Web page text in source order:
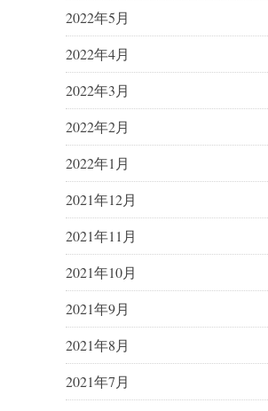
2022年5月
2022年4月
2022年3月
2022年2月
2022年1月
2021年12月
2021年11月
2021年10月
2021年9月
2021年8月
2021年7月